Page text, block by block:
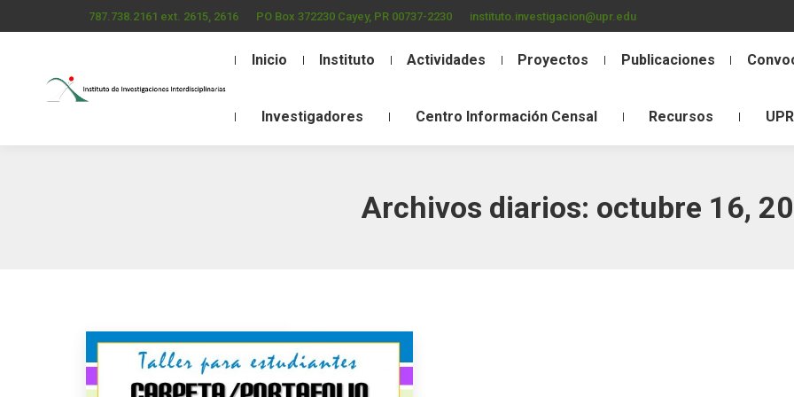
787.738.2161 ext. 2615, 2616 PO Box 372230 Cayey, PR 00737-2230 instituto.investigacion@upr.edu
Inicio Instituto Actividades Proyectos Publicaciones
Investigadores Centro Información Censal Recursos
Archivos diarios: octubre 16,